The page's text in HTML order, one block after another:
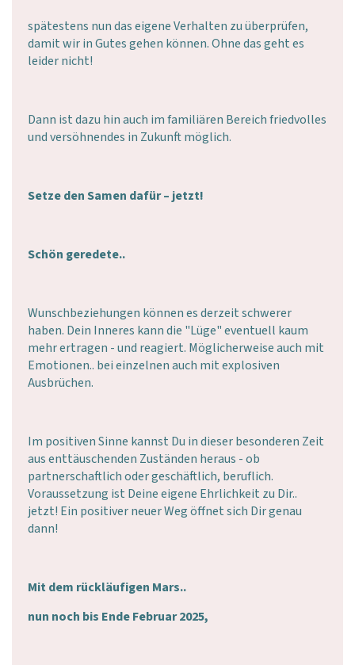
spätestens nun das eigene Verhalten zu überprüfen,
damit wir in Gutes gehen können. Ohne das geht es
leider nicht!
Dann ist dazu hin auch im familiären Bereich friedvolles
und versöhnendes in Zukunft möglich.
Setze den Samen dafür – jetzt!
Schön geredete..
Wunschbeziehungen können es derzeit schwerer
haben. Dein Inneres kann die "Lüge" eventuell kaum
mehr ertragen - und reagiert. Möglicherweise auch mit
Emotionen.. bei einzelnen auch mit explosiven
Ausbrüchen.
Im positiven Sinne kannst Du in dieser besonderen Zeit
aus enttäuschenden Zuständen heraus - ob
partnerschaftlich oder geschäftlich, beruflich.
Voraussetzung ist Deine eigene Ehrlichkeit zu Dir..
jetzt! Ein positiver neuer Weg öffnet sich Dir genau
dann!
Mit dem rückläufigen Mars..
nun noch bis Ende Februar 2025,